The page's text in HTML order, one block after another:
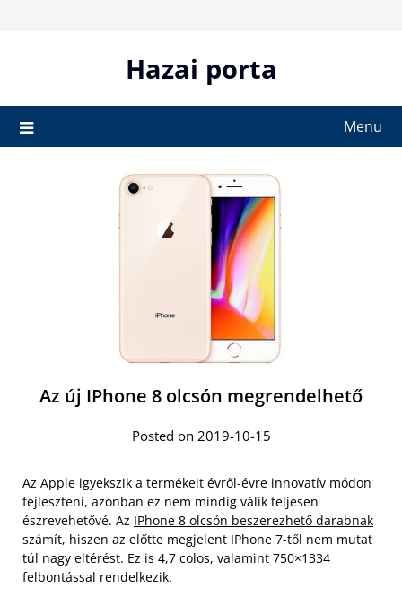
Hazai porta
Menu
Az új IPhone 8 olcsón megrendelhető
Posted on 2019-10-15
Az Apple igyekszik a termékeit évről-évre innovatív módon
fejleszteni, azonban ez nem mindig válik teljesen
észrevehetővé. Az IPhone 8 olcsón beszerezhető darabnak
számít, hiszen az előtte megjelent IPhone 7-től nem mutat
túl nagy eltérést. Ez is 4,7 colos, valamint 750×1334
felbontással rendelkezik.